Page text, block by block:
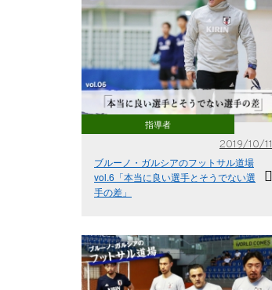
指導者
2019/10/11
ブルーノ・ガルシアのフットサル道場
vol.6「本当に良い選手とそうでない選
手の差」